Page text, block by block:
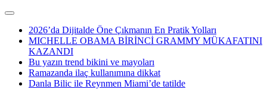
2026’da Dijitalde Öne Çıkmanın En Pratik Yolları
MICHELLE OBAMA BİRİNCİ GRAMMY MÜKAFATINI
KAZANDI
Bu yazın trend bikini ve mayoları
Ramazanda ilaç kullanımına dikkat
Danla Bilic ile Reynmen Miami’de tatilde